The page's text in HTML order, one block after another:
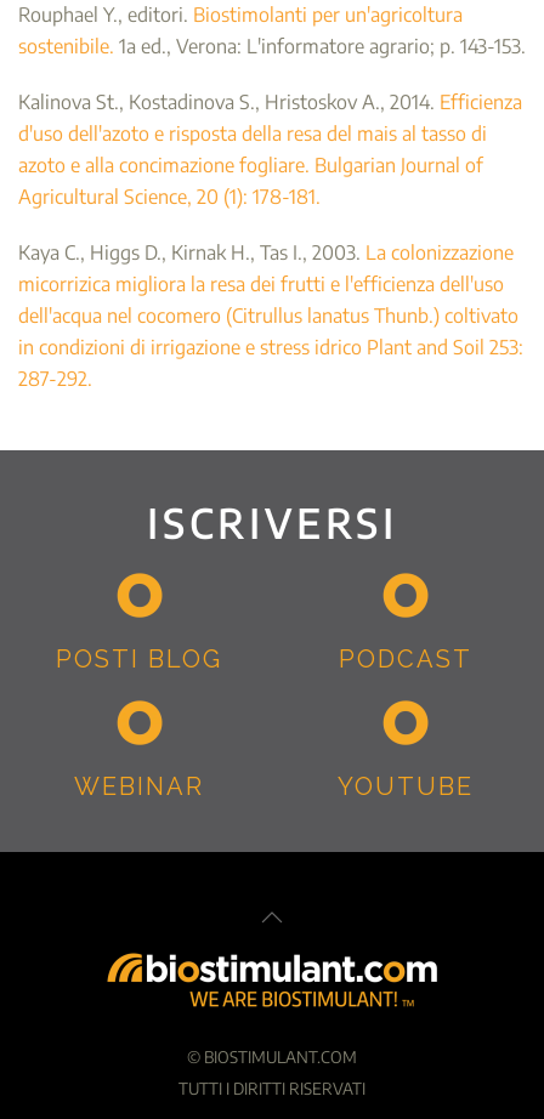
Rouphael Y., editori. Biostimolanti per un'agricoltura
sostenibile. 1a ed., Verona: L'informatore agrario; p. 143-153.
Kalinova St., Kostadinova S., Hristoskov A., 2014. Efficienza
d'uso dell'azoto e risposta della resa del mais al tasso di
azoto e alla concimazione fogliare. Bulgarian Journal of
Agricultural Science, 20 (1): 178-181.
Kaya C., Higgs D., Kirnak H., Tas I., 2003. La colonizzazione
micorrizica migliora la resa dei frutti e l'efficienza dell'uso
dell'acqua nel cocomero (Citrullus lanatus Thunb.) coltivato
in condizioni di irrigazione e stress idrico Plant and Soil 253:
287-292.
ISCRIVERSI
POSTI BLOG PODCAST
WEBINAR YOUTUBE
© BIOSTIMULANT.COM
TUTTI I DIRITTI RISERVATI